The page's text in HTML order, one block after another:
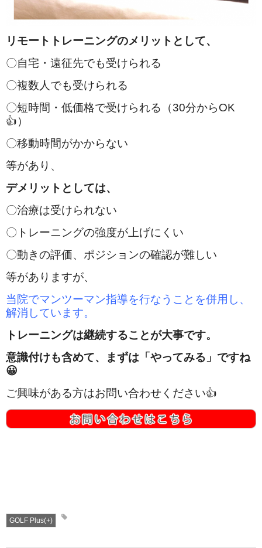
リモートトレーニングのメリットとして、
〇自宅・遠征先でも受けられる
〇複数人でも受けられる
〇短時間・低価格で受けられる（30分からOK
👍）
〇移動時間がかからない
等があり、
デメリットとしては、
〇治療は受けられない
〇トレーニングの強度が上げにくい
〇動きの評価、ポジションの確認が難しい
等がありますが、
当院でマンツーマン指導を行なうことを併用し、
解消しています。
トレーニングは継続することが大事です。
意識付けも含めて、まずは「やってみる」ですね
😀
ご興味がある方はお問い合わせください👍
GOLF Plus(+)